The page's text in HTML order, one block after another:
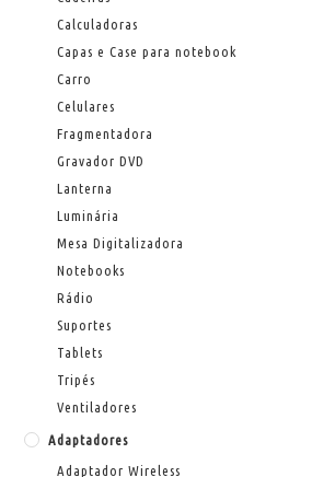
Calculadoras
Capas e Case para notebook
Carro
Celulares
Fragmentadora
Gravador DVD
Lanterna
Luminária
Mesa Digitalizadora
Notebooks
Rádio
Suportes
Tablets
Tripés
Ventiladores
Adaptadores
Adaptador Wireless